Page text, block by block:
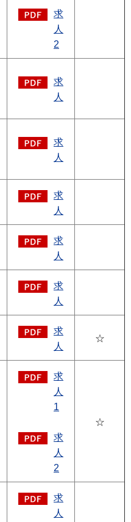
求
人
2
求
人
求
人
求
人
求
人
求
人
求
人
☆
求
人
1
求
人
2
☆
求
人